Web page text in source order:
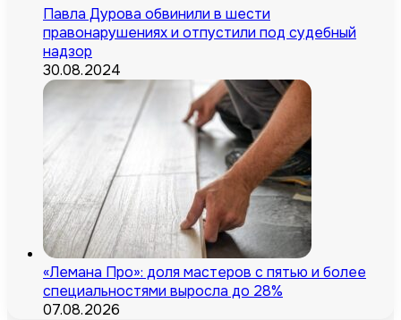
Павла Дурова обвинили в шести
правонарушениях и отпустили под судебный
надзор
30.08.2024
«Лемана Про»: доля мастеров с пятью и более
специальностями выросла до 28%
07.08.2026